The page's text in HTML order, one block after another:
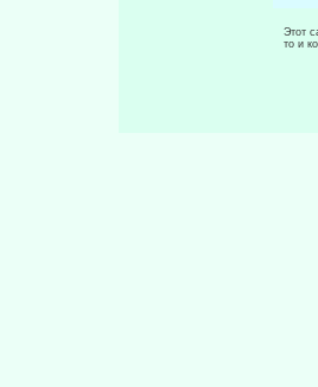
Этот
то и